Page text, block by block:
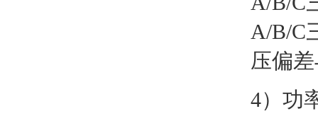
A/B/C
压偏
4）功